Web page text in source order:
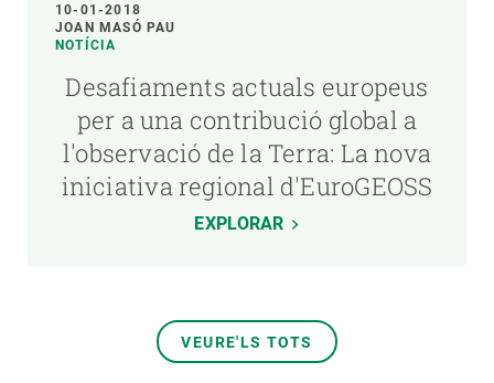
10-01-2018
JOAN MASÓ PAU
NOTÍCIA
Desafiaments actuals europeus
per a una contribució global a
l'observació de la Terra: La nova
iniciativa regional d'EuroGEOSS
EXPLORAR
VEURE'LS TOTS